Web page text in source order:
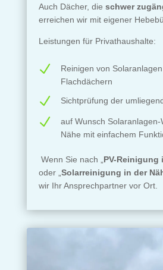
Auch Dächer, die schwer
erreichen wir mit eigener
Leistungen für Privathaushalte:
N
Reinigen von
Flachdächern
N Sichtprüfung der
N
auf Wunsch
Nähe mit einfachem
Wenn Sie nach „PV-Reinigung
oder „Solarreinigung in der
wir Ihr Ansprechpartner vor Ort.